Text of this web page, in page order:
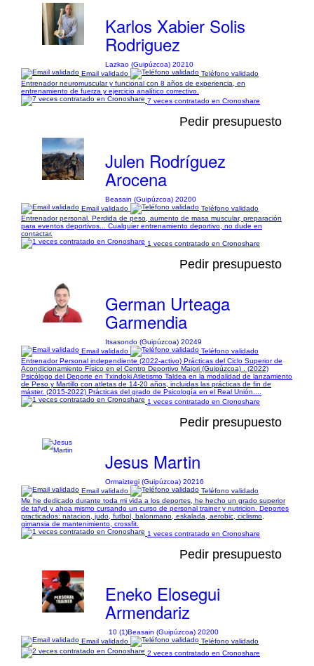
Karlos Xabier Solis
Rodriguez
Lazkao (Guipúzcoa) 20210
Email validado
Teléfono validado
Entrenador neuromuscular y funcional con 8 años de experiencia, en
entrenamiento de fuerza y ejercicio analítico correctivo.
7 veces contratado en Cronoshare
Pedir presupuesto
Julen Rodríguez
Arocena
Beasain (Guipúzcoa) 20200
Email validado
Teléfono validado
Entrenador personal. Perdida de peso, aumento de masa muscular, preparación
para eventos deportivos... Cualquier entrenamiento deportivo, no dude en
contactar.
1 veces contratado en Cronoshare
Pedir presupuesto
German Urteaga
Garmendia
Itsasondo (Guipúzcoa) 20249
Email validado
Teléfono validado
Entrenador Personal independiente (2022-activo) Prácticas del Ciclo Superior de
Acondicionamiento Físico en el Centro Deportivo Majori (Guipúzcoa) . (2022)
Psicólogo del Deporte en Txindoki Atletismo Taldea en la modalidad de lanzamiento
de Peso y Martillo con atletas de 14-20 años, incluidas las prácticas de fin de
máster. (2015-2022) Prácticas del grado de Psicología en el Real Unión....
1 veces contratado en Cronoshare
Pedir presupuesto
Jesus Martin
Ormaiztegi (Guipúzcoa) 20216
Email validado
Teléfono validado
Me he dedicado durante toda mi vida a los deportes, he hecho un grado superior
de tafyd y ahoa mismo cursando un curso de personal trainer y nutricion. Deportes
practicados: natacion, judo, futbol, balonmano, eskalada, aerobic, ciclismo,
gimansia de mantenimiento, crossfit.
1 veces contratado en Cronoshare
Pedir presupuesto
Eneko Elosegui
Armendariz
10 (1)Beasain (Guipúzcoa) 20200
Email validado
Teléfono validado
2 veces contratado en Cronoshare